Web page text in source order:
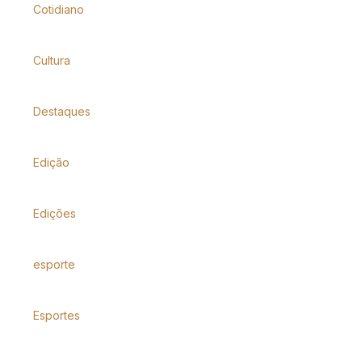
Cotidiano
Cultura
Destaques
Edição
Edições
esporte
Esportes